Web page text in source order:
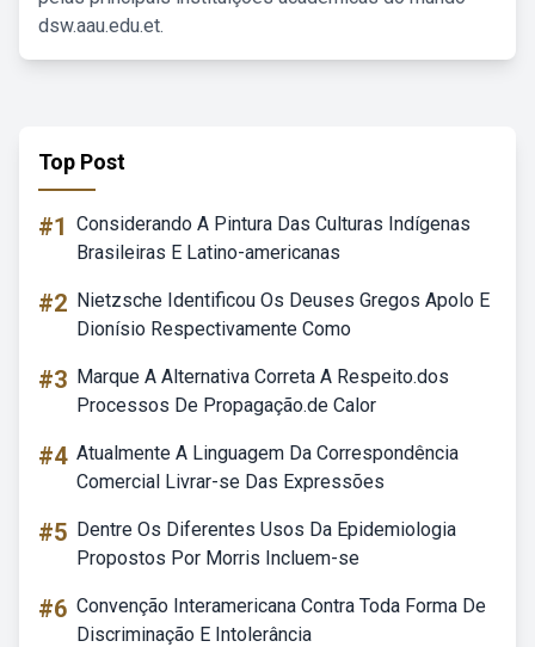
dsw.aau.edu.et.
Top Post
#1 Considerando A Pintura Das Culturas Indígenas
Brasileiras E Latino-americanas
#2 Nietzsche Identificou Os Deuses Gregos Apolo E
Dionísio Respectivamente Como
#3 Marque A Alternativa Correta A Respeito.dos
Processos De Propagação.de Calor
#4 Atualmente A Linguagem Da Correspondência
Comercial Livrar-se Das Expressões
#5 Dentre Os Diferentes Usos Da Epidemiologia
Propostos Por Morris Incluem-se
#6 Convenção Interamericana Contra Toda Forma De
Discriminação E Intolerância